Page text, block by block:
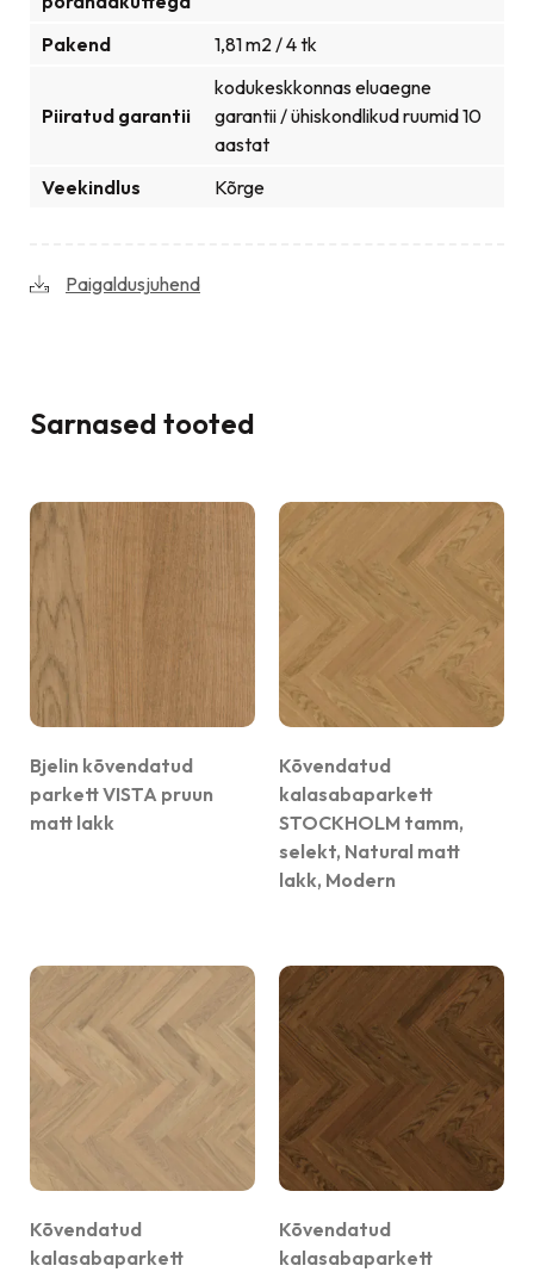
Pakend
1,81 m2 / 4 tk
Piiratud garantii
kodukeskkonnas eluaegne
garantii / ühiskondlikud ruumid 10
aastat
Veekindlus
Kõrge
Paigaldusjuhend
Sarnased tooted
Bjelin kõvendatud
parkett VISTA pruun
matt lakk
Kõvendatud
kalasabaparkett
STOCKHOLM tamm,
selekt, Natural matt
lakk, Modern
Kõvendatud
kalasabaparkett
Kõvendatud
kalasabaparkett